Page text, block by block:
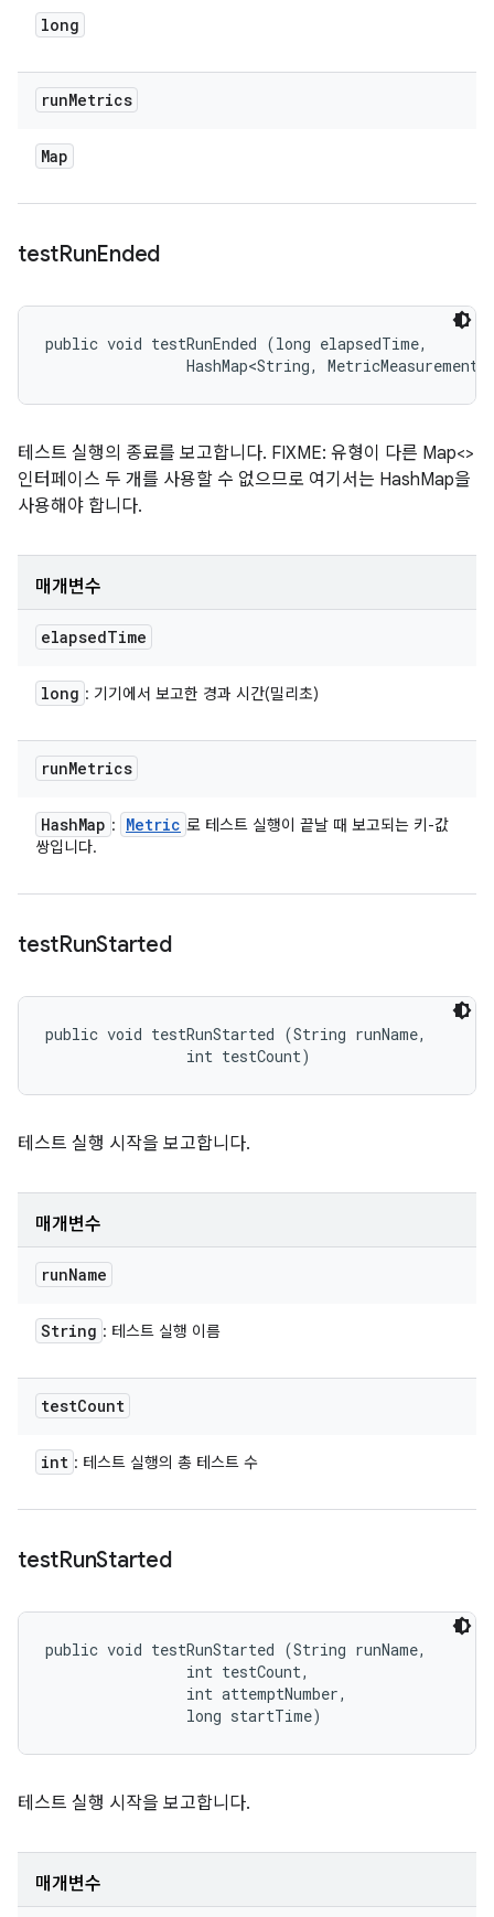
long
runMetrics
Map
testRunEnded
public void testRunEnded (long elapsedTime,
HashMap<String,
테스트 실행의 종료를 보고합니다. FIXME: 유형이 다른 Map<>
인터페이스 두 개를 사용할 수 없으므로 여기서는 HashMap을
사용해야 합니다.
매개변수
elapsedTime
long : 기기에서 보고한 경과 시간(밀리초)
runMetrics
HashMap : Metric 로 테스트 실행이 끝날 때 보고되는 키-값
쌍입니다.
testRunStarted
public void testRunStarted (String runName,
                int testCount)
테스트 실행 시작을 보고합니다.
매개변수
runName
String : 테스트 실행 이름
testCount
int : 테스트 실행의 총 테스트 수
testRunStarted
public void testRunStarted (String runName,
                int testCount,
                int attemptNumber,
                long startTime)
테스트 실행 시작을 보고합니다.
매개변수